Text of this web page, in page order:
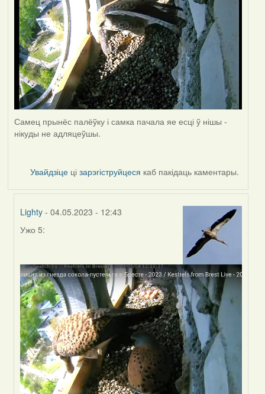
Самец прынёс палёўку і самка пачала яе есці ў нішы -
нікуды не адляцеўшы.
Увайдзіце цізарэгіструйцеся каб пакідаць каментары.
Lighty - 04.05.2023 - 12:43
In
by
Harrier
Ужо 5: